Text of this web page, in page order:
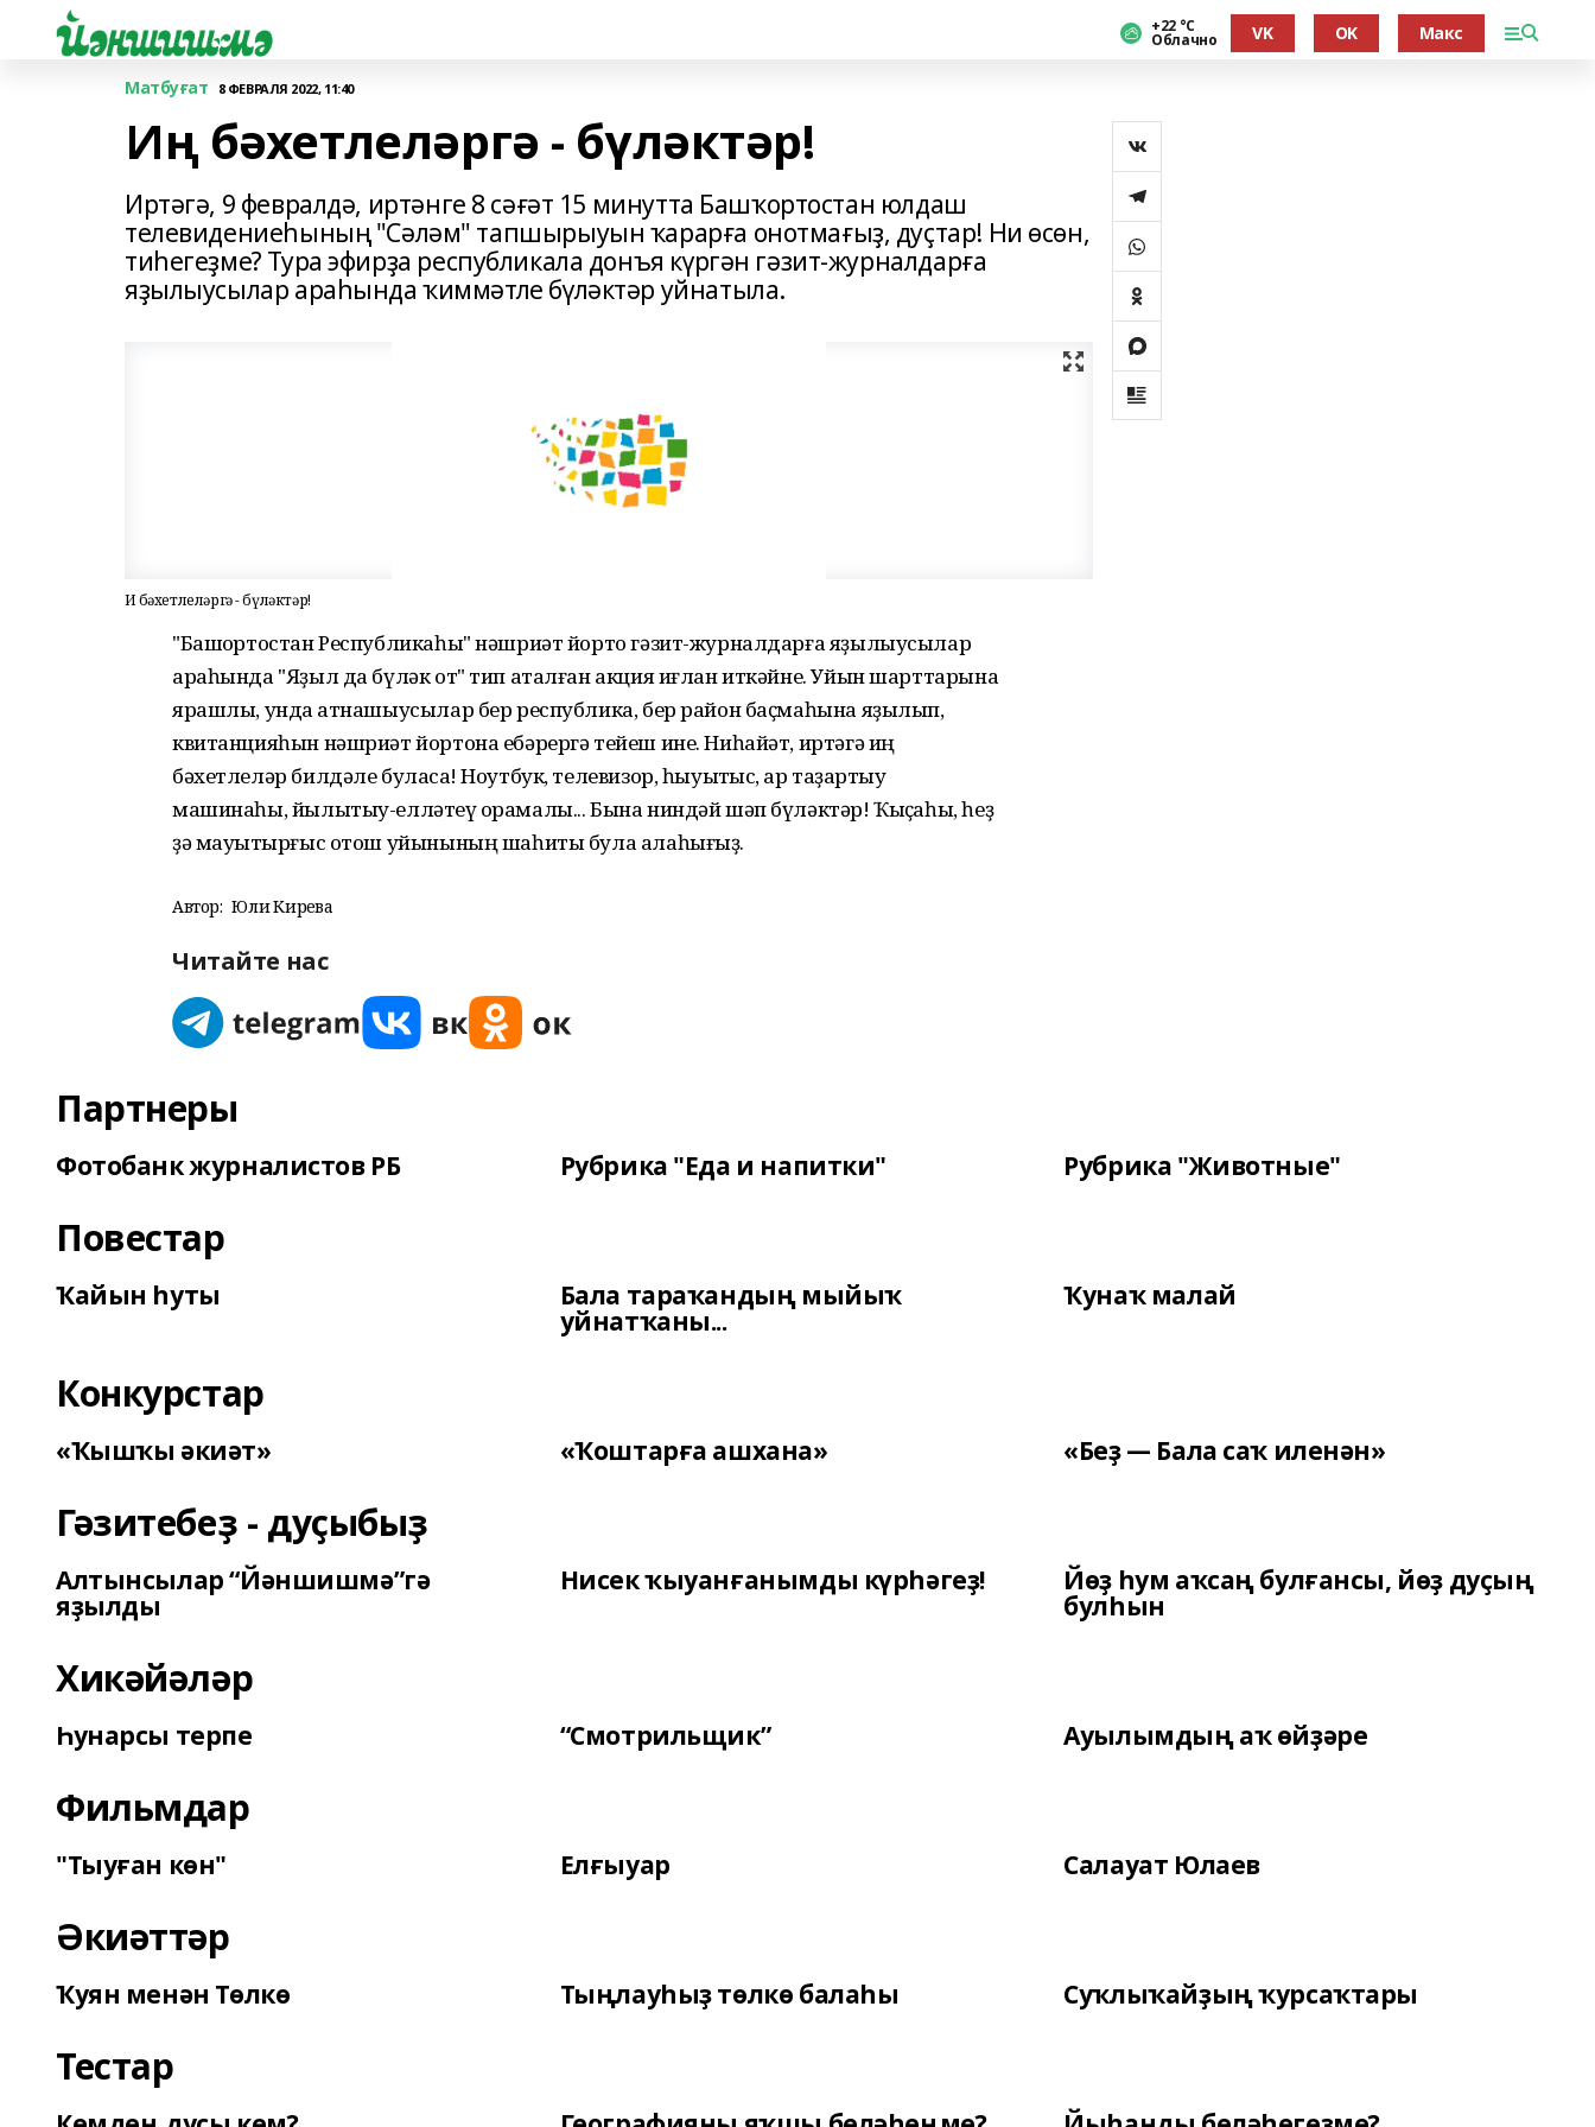
+22 °С
Облачно VK OK Макс
Матбуғат 8 ФЕВРАЛЯ 2022, 11:40
Иң бәхетлеләргә - бүләктәр!
Иртәгә, 9 февралдә, иртәнге 8 сәғәт 15 минутта Башҡортостан юлдаш
телевидениеһының "Сәләм" тапшырыуын ҡарарға онотмағыҙ, дуҫтар! Ни өсөн,
тиһегеҙме? Тура эфирҙа республикала донъя күргән гәзит-журналдарға
яҙылыусылар араһында ҡиммәтле бүләктәр уйнатыла.
Иң бәхетлеләргә - бүләктәр!
"Башҡортостан Республикаһы" нәшриәт йорто гәзит-журналдарға яҙылыусылар
араһында "Яҙыл да бүләк от" тип аталған акция иғлан иткәйне. Уйын шарттарына
ярашлы, унда ҡатнашыусылар бер республика, бер район баҫмаһына яҙылып,
квитанцияһын нәшриәт йортона ебәрергә тейеш ине. Ниһайәт, иртәгә иң
бәхетлеләр билдәле буласаҡ! Ноутбук, телевизор, һыуытҡыс, ҡар таҙартыу
машинаһы, йылытыу-елләтеү ҡорамалы... Бына ниндәй шәп бүләктәр! Ҡыҫҡаһы, һеҙ
ҙә мауыҡтырғыс отош уйынының шаһиты була алаһығыҙ.
Автор: Юлиә Кирәева
Читайте нас
Партнеры
Фотобанк журналистов РБ Рубрика "Еда и напитки" Рубрика "Животные"
Повестар
Ҡайын һуты Бала тараҡандың мыйыҡ
уйнатҡаны...
Ҡунаҡ малай
Конкурстар
«Ҡышҡы әкиәт» «Ҡоштарға ашхана» «Беҙ — Бала саҡ иленән»
Гәзитебеҙ - дуҫыбыҙ
Алтынсылар “Йәншишмә”гә
яҙылды
Нисек ҡыуанғанымды күрһәгеҙ! Йөҙ һум аҡсаң булғансы, йөҙ дуҫың
булһын
Хикәйәләр
Һунарсы терпе “Смотрильщик” Ауылымдың аҡ өйҙәре
Фильмдар
"Тыуған көн" Елғыуар Салауат Юлаев
Әкиәттәр
Ҡуян менән Төлкө Тыңлауһыҙ төлкө балаһы Суҡлыҡайҙың ҡурсаҡтары
Тестар